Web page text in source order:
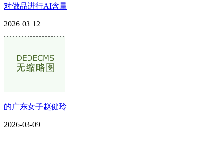
对做品进行AI含量
2026-03-12
的广东女子赵健玲
2026-03-09